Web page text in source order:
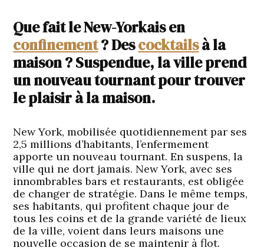
Que fait le New-Yorkais en
confinement? Descocktailsà la
maison ? Suspendue, la ville prend
un nouveau tournant pour trouver
le plaisir à la maison.
New York, mobilisée quotidiennement par ses
2,5 millions d’habitants, l’enfermement
apporte un nouveau tournant. En suspens, la
ville qui ne dort jamais. New York, avec ses
innombrables bars et restaurants, est obligée
de changer de stratégie. Dans le même temps,
ses habitants, qui profitent chaque jour de
tous les coins et de la grande variété de lieux
de la ville, voient dans leurs maisons une
nouvelle occasion de se maintenir à flot.